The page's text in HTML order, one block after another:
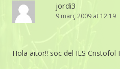
jordi3
9 març 2009 at 12:19
Hola aitor!! soc del IES Cristofol